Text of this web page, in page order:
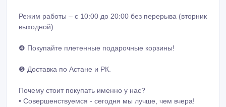
Режим работы – с 10:00 до 20:00 без перерыва (вторник
выходной)
❹ Покупайте плетенные подарочные корзины!
❺ Доставка по Астане и РК.
Почему стоит покупать именно у нас?
• Совершенствуемся - сегодня мы лучше, чем вчера!